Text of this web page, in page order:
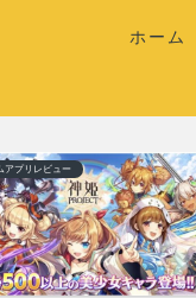
ホーム
アプリレビュー